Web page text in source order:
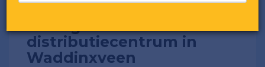
distributiecentrum in
Waddinxveen